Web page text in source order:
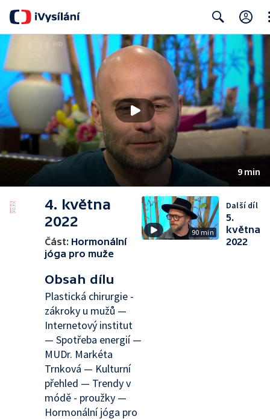
Search
9 min
4. května
2022
Část: Hormonální
jóga pro muže
Obsah dílu
Plastická chirurgie -
zákroky u mužů —
Internetový institut
— Spotřeba energií —
MUDr. Markéta
Trnková — Kulturní
přehled — Trendy v
módě - proužky —
Hormonální jóga pro
90 min
Další díl
5.
května
2022